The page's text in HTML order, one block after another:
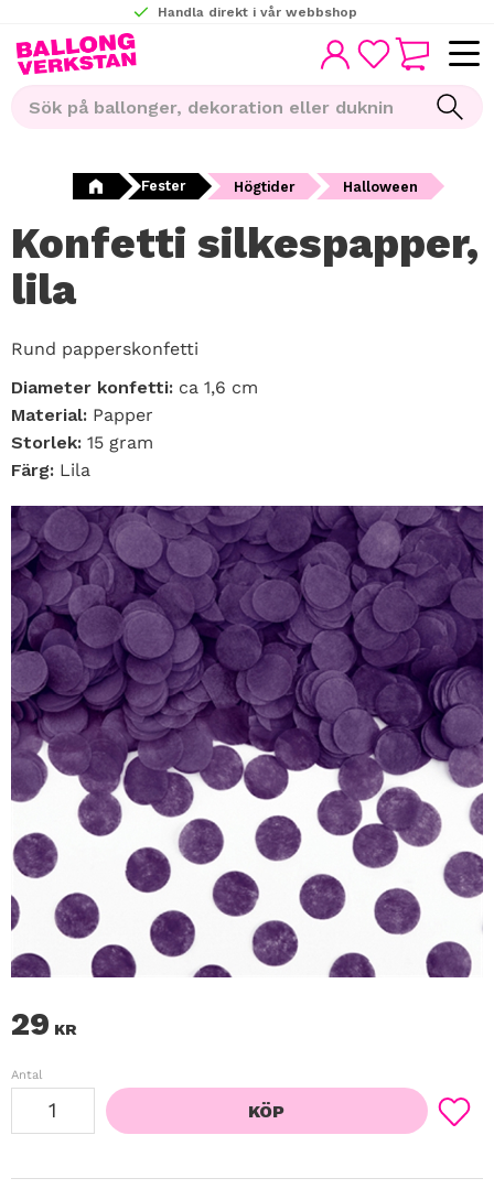
Meny
Handla direkt i vår webbshop
FAVORITER
KUNDVAGN
Fester Högtider Halloween
Konfetti silkespapper,
lila
Rund papperskonfetti
Diameter konfetti: ca 1,6 cm
Material: Papper
Storlek: 15 gram
Färg: Lila
29 KR
Antal
KÖP
Lägg